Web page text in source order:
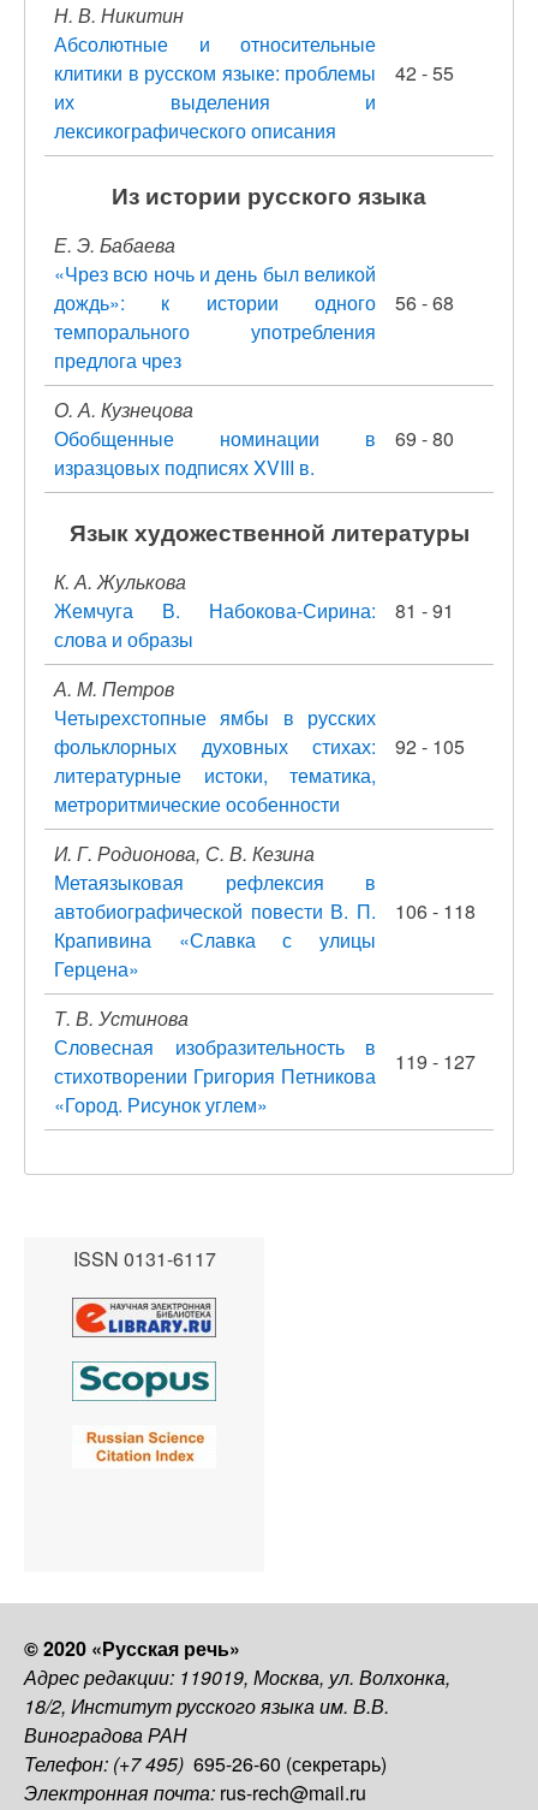
Н. В. Никитин
Абсолютные и относительные
клитики в русском языке: проблемы
их выделения и
лексикографического описания
42 - 55
Из истории русского языка
Е. Э. Бабаева
«Чрез всю ночь и день был великой
дождь»: к истории одного
темпорального употребления
предлога чрез
56 - 68
О. А. Кузнецова
Обобщенные номинации в
изразцовых подписях XVIII в.
69 - 80
Язык художественной литературы
К. А. Жулькова
Жемчуга В. Набокова-Сирина:
слова и образы
81 - 91
А. М. Петров
Четырехстопные ямбы в русских
фольклорных духовных стихах:
литературные истоки, тематика,
метроритмические особенности
92 - 105
И. Г. Родионова, С. В. Кезина
Метаязыковая рефлексия в
автобиографической повести В. П.
Крапивина «Славка с улицы
Герцена»
106 - 118
Т. В. Устинова
Словесная изобразительность в
стихотворении Григория Петникова
«Город. Рисунок углем»
119 - 127
ISSN 0131-6117
© 2020 «Русская речь»
Адрес редакции: 119019, Москва, ул. Волхонка,
18/2, Институт русского языка им. В.В.
Виноградова РАН
Телефон: (+7 495) 695-26-60 (секретарь)
Электронная почта: rus-rech@mail.ru